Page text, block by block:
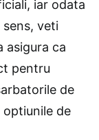
iar odata
veti
asigura ca
pentru
de
optiunile de